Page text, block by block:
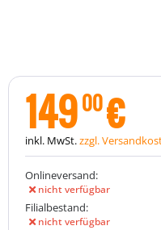
14900€
inkl. MwSt.zzgl.
Onlineversand:
nicht verfügbar
Filialbestand:
nicht verfügbar